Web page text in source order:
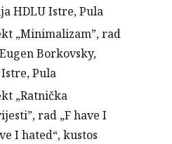
HDLU Istre, Pula
„Minimalizam”, rad
Borkovsky,
Pula
„Ratnička
rad „F have I
I hated“, kustos